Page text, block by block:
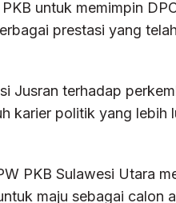
untuk memimpin
prestasi yang
Jusran terhadap
karier politik yang lebih
PKB Sulawesi Utara
maju sebagai calon